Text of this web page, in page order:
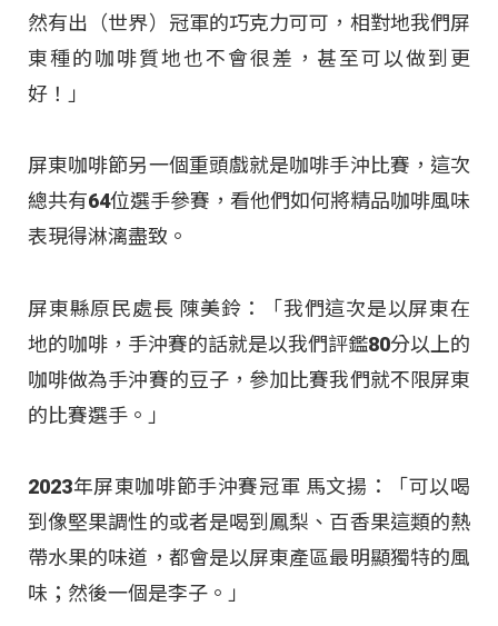
然有出（世界）冠軍的巧克力可可，相對地我們屏
東種的咖啡質地也不會很差，甚至可以做到更
好！」
屏東咖啡節另一個重頭戲就是咖啡手沖比賽，這次
總共有64位選手參賽，看他們如何將精品咖啡風味
表現得淋漓盡致。
屏東縣原民處長 陳美鈴：「我們這次是以屏東在
地的咖啡，手沖賽的話就是以我們評鑑80分以上的
咖啡做為手沖賽的豆子，參加比賽我們就不限屏東
的比賽選手。」
2023年屏東咖啡節手沖賽冠軍 馬文揚：「可以喝
到像堅果調性的或者是喝到鳳梨、百香果這類的熱
帶水果的味道，都會是以屏東產區最明顯獨特的風
味；然後一個是李子。」